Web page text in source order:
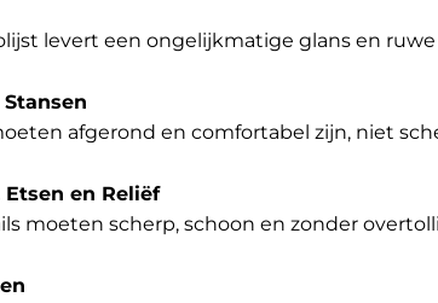
levert een ongelijkmatige glans en
afgerond en comfortabel zijn, niet
en Reliëf
moeten scherp, schoon en zonder